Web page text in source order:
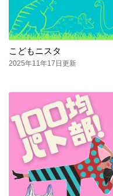
こどもニスタ
2025年11年17日更新